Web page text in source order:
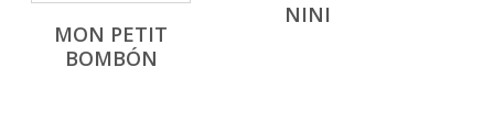
MON PETIT
BOMBÓN
NINI